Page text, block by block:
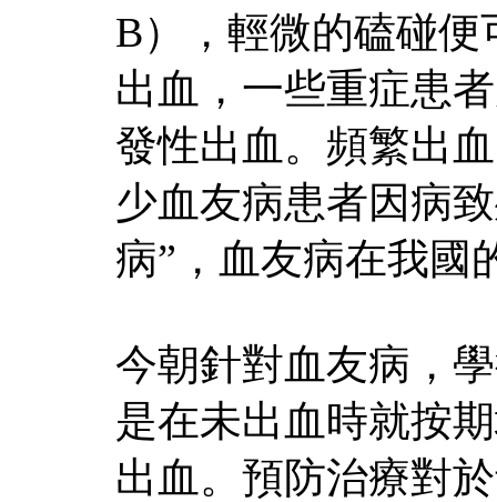
B），輕微的磕碰
出血，一些重症患
發性出血。頻繁出
少血友病患者因病
病”，血友病在我國
今朝針對血友病，
是在未出血時就按
出血。預防治療對